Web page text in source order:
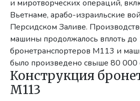
и миротворческих операций,
Вьетнаме, арабо-израильские
Персидском Заливе.
машины продолжалось вплоть до
бронетранспортеров M113 и
было произведено свыше 80
Конструкция
М113